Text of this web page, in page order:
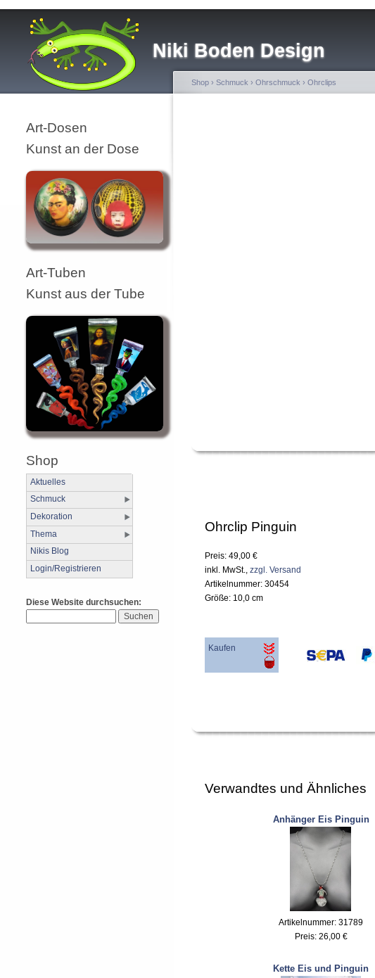
Niki Boden Design
Art-Dosen
Kunst an der Dose
Art-Tuben
Kunst aus der Tube
Shop
Aktuelles
Schmuck
Dekoration
Thema
Nikis Blog
Login/Registrieren
Diese Website durchsuchen:
Shop › Schmuck › Ohrschmuck › Ohrclips
Ohrclip Pinguin
Preis: 49,00 €
inkl. MwSt., zzgl. Versand
Artikelnummer: 30454
Größe: 10,0 cm
Kaufen
Verwandtes und Ähnliches
Anhänger Eis Pinguin
Artikelnummer: 31789
Preis: 26,00 €
Kette Eis und Pinguin